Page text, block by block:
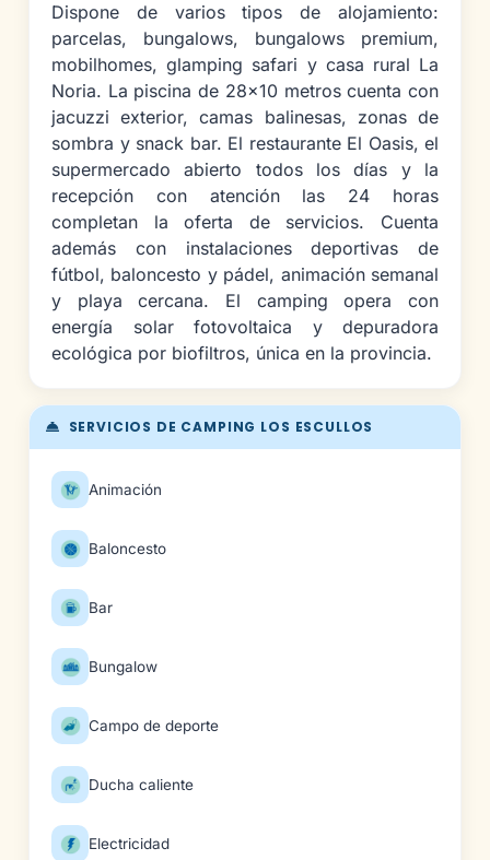
SERVICIOS DE CAMPING LOS ESCULLOS
Animación
Baloncesto
Bar
Bungalow
Campo de deporte
Ducha caliente
Electricidad
Dispone de varios tipos de alojamiento:
parcelas, bungalows, bungalows premium,
mobilhomes, glamping safari y casa rural La
Noria. La piscina de 28×10 metros cuenta con
jacuzzi exterior, camas balinesas, zonas de
sombra y snack bar. El restaurante El Oasis, el
supermercado abierto todos los días y la
recepción con atención las 24 horas
completan la oferta de servicios. Cuenta
además con instalaciones deportivas de
fútbol, baloncesto y pádel, animación semanal
y playa cercana. El camping opera con
energía solar fotovoltaica y depuradora
ecológica por biofiltros, única en la provincia.